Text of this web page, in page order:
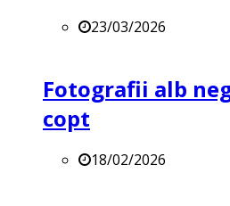
23/03/2026
Fotografii alb
copt
18/02/2026